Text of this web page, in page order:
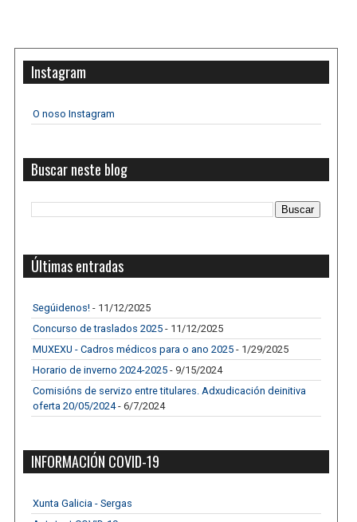
Instagram
O noso Instagram
Buscar neste blog
Últimas entradas
Segúidenos! - 11/12/2025
Concurso de traslados 2025 - 11/12/2025
MUXEXU - Cadros médicos para o ano 2025 - 1/29/2025
Horario de inverno 2024-2025 - 9/15/2024
Comisións de servizo entre titulares. Adxudicación deinitiva
oferta 20/05/2024- 6/7/2024
INFORMACIÓN COVID-19
Xunta Galicia - Sergas